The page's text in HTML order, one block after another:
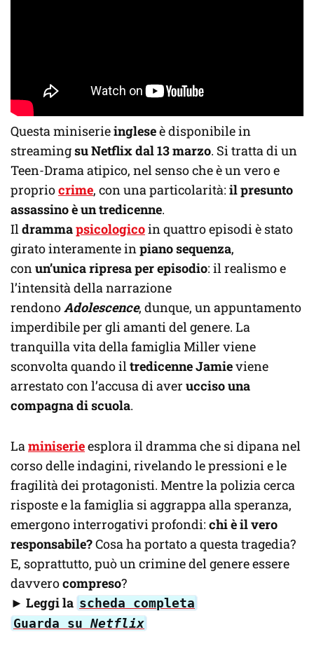
Questa miniserieingleseè disponibile in
streamingsu Netflix dal 13 marzo. Si tratta di un
Teen-Drama atipico, nel senso che è un vero e
propriocrime, con una particolarità: il presunto
assassino è un tredicenne.
Ildrammapsicologicoin quattro episodi è stato
girato interamente inpiano sequenza,
conun’unica ripresa per episodio: il realismo e
l’intensità della narrazione
rendonoAdolescence, dunque, un appuntamento
imperdibile per gli amanti del genere. La
tranquilla vita della famiglia Miller viene
sconvolta quando iltredicenne Jamieviene
arrestato con l’accusa di aver ucciso una
compagna di scuola.
Laminiserieesplora il dramma che si dipana nel
corso delle indagini, rivelando le pressioni e le
fragilità dei protagonisti. Mentre la polizia cerca
risposte e la famiglia si aggrappa alla speranza,
emergono interrogativi profondi: chi è il vero
responsabile?Cosa ha portato a questa tragedia?
E, soprattutto, può un crimine del genere essere
davverocompreso?
► Leggi la scheda completa
Guarda suNetflix